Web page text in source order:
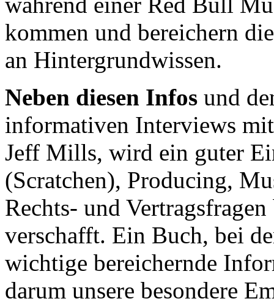
kommen und bereichern
an Hintergrundwissen.
Neben diesen Infos und
informativen Interviews
Jeff Mills, wird ein guter
(Scratchen), Producing,
Rechts- und
verschafft. Ein Buch, bei
wichtige bereichernde
darum unsere besondere